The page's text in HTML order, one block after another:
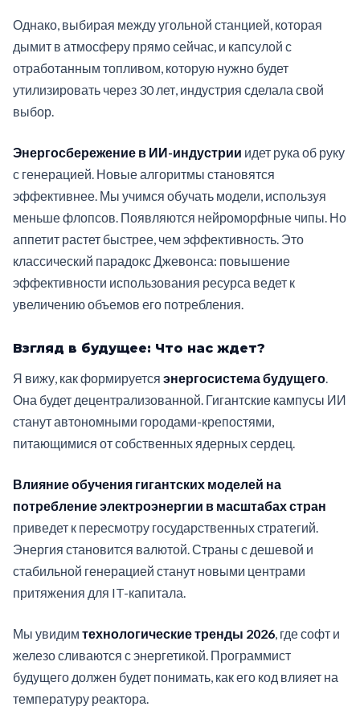
Однако, выбирая между угольной станцией, которая
дымит в атмосферу прямо сейчас, и капсулой с
отработанным топливом, которую нужно будет
утилизировать через 30 лет, индустрия сделала свой
выбор.
Энергосбережение в ИИ-индустрии идет рука об руку
с генерацией. Новые алгоритмы становятся
эффективнее. Мы учимся обучать модели, используя
меньше флопсов. Появляются нейроморфные чипы. Но
аппетит растет быстрее, чем эффективность. Это
классический парадокс Джевонса: повышение
эффективности использования ресурса ведет к
увеличению объемов его потребления.
Взгляд в будущее: Что нас ждет?
Я вижу, как формируется энергосистема будущего.
Она будет децентрализованной. Гигантские кампусы ИИ
станут автономными городами-крепостями,
питающимися от собственных ядерных сердец.
Влияние обучения гигантских моделей на
потребление электроэнергии в масштабах стран
приведет к пересмотру государственных стратегий.
Энергия становится валютой. Страны с дешевой и
стабильной генерацией станут новыми центрами
притяжения для IT-капитала.
Мы увидим технологические тренды 2026, где софт и
железо сливаются с энергетикой. Программист
будущего должен будет понимать, как его код влияет на
температуру реактора.